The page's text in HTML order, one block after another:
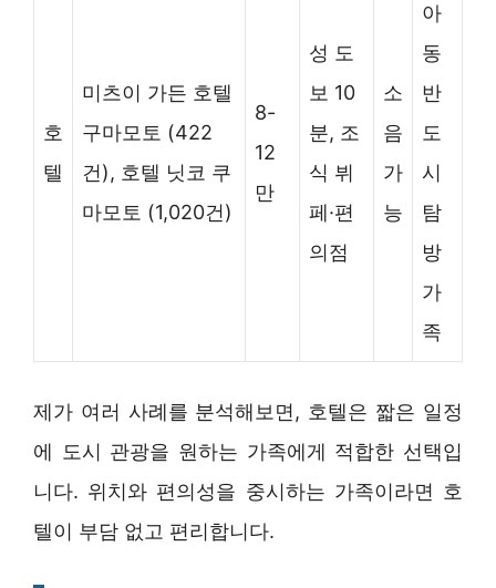
호
텔
미츠이 가든 호텔
구마모토 (422
건), 호텔 닛코 쿠
마모토 (1,020건)
8-
12
만
성 도
보 10
분, 조
식 뷔
페·편
의점
소
음
가
능
아
동
반
도
시
탐
방
가
족
제가 여러 사례를 분석해보면, 호텔은 짧은 일정
에 도시 관광을 원하는 가족에게 적합한 선택입
니다. 위치와 편의성을 중시하는 가족이라면 호
텔이 부담 없고 편리합니다.